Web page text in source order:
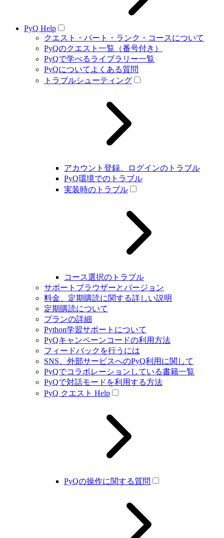
PyQ Help
クエスト・パート・ランク・コースについて
PyQのクエスト一覧（番号付き）
PyQで学べるライブラリー一覧
PyQについてよくある質問
トラブルシューティング
アカウント登録、ログインのトラブル
PyQ環境でのトラブル
実装時のトラブル
コース選択のトラブル
サポートブラウザーとバージョン
料金、定期購読に関する詳しい説明
定期購読について
プランの詳細
Python学習サポートについて
PyQキャンペーンコードの利用方法
フィードバックを行うには
SNS、外部サービスへのPyQ利用に関して
PyQでコラボレーションしている書籍一覧
PyQで対話モードを利用する方法
PyQ クエスト Help
PyQの操作に関する質問